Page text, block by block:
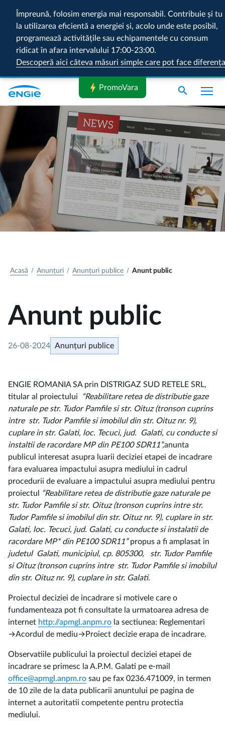
Împreună, folosim energia mai responsabil. Contribuie și tu
la utilizarea eficientă a energiei și, acolo unde este posibil,
programează activitățile sau echipamentele cu consum
ridicat în afara intervalului 17:00-23:00.
Descoperă aici câteva măsuri simple care pot face diferența
search
Acasă Anunțuri Anunțuri publice Anunt public
Anunt public
26-08-2024 Anunțuri publice
ENGIE ROMANIA SA prin DISTRIGAZ SUD RETELE SRL,
titular al proiectului
“Reabilitare retea de distributie gaze
naturale pe str. Tudor Pamfile si str. Oituz (tronson cuprins
intre str. Tudor Pamfile si imobilul din str. Oituz nr. 9),
cuplare in str. Galati, loc. Tecuci, jud. Galati, cu conducte si
instaltii de racordare MP din PE100 SDR11”,anunta
publicul interesat asupra luarii deciziei etapei de incadrare
fara evaluarea impactului asupra mediului in cadrul
procedurii de evaluare a impactului asupra mediului pentru
proiectul
“Reabilitare retea de distributie gaze naturale pe
str. Tudor Pamfile si str. Oituz (tronson cuprins intre str.
Tudor Pamfile si imobilul din str. Oituz nr. 9), cuplare in str.
Galati, loc. Tecuci, jud. Galati, cu conducte si instalatii de
racordare MP* din PE100 SDR11”propus a fi amplasat in
judetul Galati, municipiul, cp. 805300, str. Tudor Pamfile
si Oituz (tronson cuprins intre str. Tudor Pamfile si imobilul
din str. Oituz nr. 9), cuplare in str. Galati.
Proiectul deciziei de incadrare si motivele care o
fundamenteaza pot fi consultate la urmatoarea adresa de
internet http://apmgl.anpm.ro la sectiunea: Reglementari
→Acordul de mediu→Proiect decizie erapa de incadrare.
Observatiile publicului la proiectul deciziei etapei de
incadrare se primesc la A.P.M. Galati pe e-mail
office@apmgl.anpm.ro sau pe fax 0236.471009, in termen
de 10 zile de la data publicarii anuntului pe pagina de
internet a autoritatii competente pentru protectia
mediului.
bolt PromoVara